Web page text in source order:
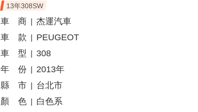
13年308SW
車 商
杰運汽車
車 款
PEUGEOT
車 型
308
年 份
2013年
縣 市
台北市
顏 色
白色系